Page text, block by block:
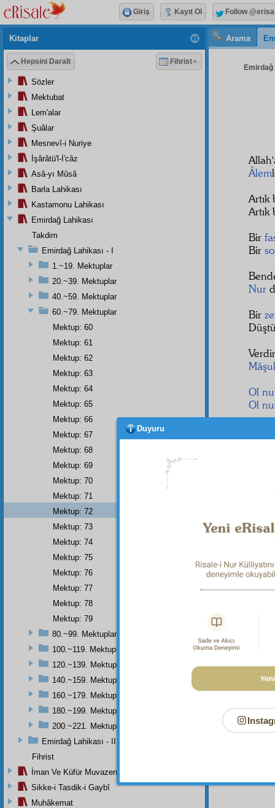
Arama
Emirdağ
Âlem
Bir
Bir
Nur
Bir
Ol
Ol
Nur
Ey
Bir
Kitaplar
Hepsini Daralt Fihrist
Sözler
Mektubat
Lem'alar
Şuâlar
Mesnevî-i Nuriye
İşârâtü'l-İ'câz
Asâ-yı Mûsâ
Barla Lahikası
Kastamonu Lahikası
Emirdağ Lahikası
Takdim
Emirdağ Lahikası - I
1.~19. Mektuplar
20.~39. Mektuplar
40.~59. Mektuplar
60.~79. Mektuplar
Mektup: 60
Mektup: 61
Mektup: 62
Mektup: 63
Mektup: 64
Mektup: 65
Mektup: 66
Mektup: 67
Mektup: 68
Mektup: 69
Mektup: 70
Mektup: 71
Mektup: 72
Mektup: 73
Mektup: 74
Mektup: 75
Mektup: 76
Mektup: 77
Mektup: 78
Mektup: 79
80.~99. Mektuplar
100.~119. Mektuplar
120.~139. Mektuplar
140.~159. Mektuplar
160.~179. Mektuplar
180.~199. Mektuplar
200.~221. Mektuplar
Emirdağ Lahikası - II
Fihrist
İman Ve Küfür Muvazeneleri
Sikke-i Tasdik-i Gaybî
Muhâkemat
Giriş Kayıt Ol Follow
Duyuru